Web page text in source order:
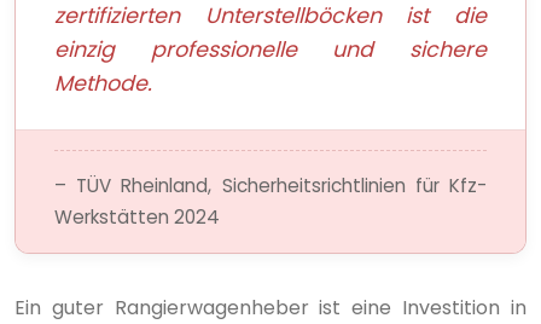
zertifizierten Unterstellböcken ist die
einzig professionelle und sichere
Methode.
– TÜV Rheinland, Sicherheitsrichtlinien für Kfz-
Werkstätten 2024
Ein guter Rangierwagenheber ist eine Investition in